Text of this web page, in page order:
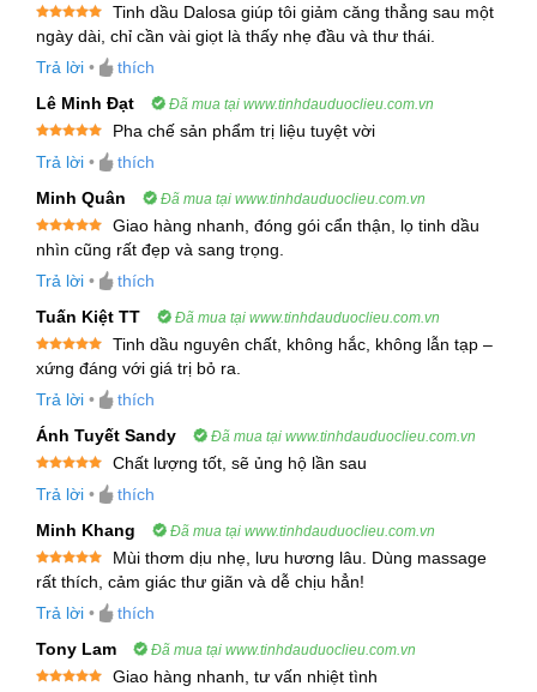
Tinh Dầu Tràm Trà Trắng – Kanuka Essential Oil
có thành phần hóa học chủ yếu là các
Alpha-pinene(chiếm 50-70%): Có tính kháng
khuẩn, kháng viêm mạnh mẽ.
Viridifloral
: Có tác dụng kháng khuẩn và giúp
thư giãn.
Gamma-terpinene
dụng chống oxy hóa và bảo vệ tế bào.
p-Cymene: Có tính kháng khuẩn và khử mùi.
Trans-nerolidol
viêm.
Linalool : Được sử dụng trong các liệu pháp
thư giãn và giảm căng thẳng.
Ngoài ra, tinh dầu Kanuka còn chứa nhiều hợp
chất có lợi khác như 1,8-Cineole, (+)-Limonene,
Calamenene, giúp tăng cường khả năng chữa
bệnh và tác dụng kháng khuẩn, chống viêm.
Được xếp
hạng5 5
Tinh dầu Dalosa giúp tôi giảm căng thẳng sau một
ngày dài, chỉ cần vài giọt là thấy nhẹ đầu và thư thái.
Trả lời •
thích
Lê Minh Đạt
Đã mua tại www.tinhdauduoclieu.com.vn
hạng55
Pha chế sản phẩm trị liệu tuyệt vời
Trả lời •
thích
Minh Quân
Đã mua tại www.tinhdauduoclieu.com.vn
Được xếp
hạng 55
Giao hàng nhanh, đóng gói cẩn thận, lọ tinh dầu
nhìn cũng rất đẹp và sang trọng.
Trả lời •
thích
Tuấn Kiệt TT
Đã mua tại www.tinhdauduoclieu.com.vn
Được xếp
hạng5 5
Tinh dầu nguyên chất, không hắc, không lẫn tạp –
xứng đáng với giá trị bỏ ra.
Trả lời •
thích
Ánh Tuyết Sandy
Đã mua tại www.tinhdauduoclieu.com.vn
hạng55
Chất lượng tốt, sẽ ủng hộ lần sau
Trả lời •
thích
Minh Khang
Đã mua tại www.tinhdauduoclieu.com.vn
Được xếp
hạng55
Mùi thơm dịu nhẹ, lưu hương lâu. Dùng massage
rất thích, cảm giác thư giãn và dễ chịu hẳn!
Trả lời •
thích
Tony Lam
Đã mua tại www.tinhdauduoclieu.com.vn
Giao hàng nhanh, tư vấn nhiệt tình